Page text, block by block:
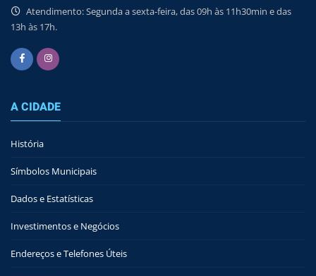
Atendimento: Segunda a sexta-feira, das 09h às 11h30min e das
13h às 17h.
A CIDADE
História
Símbolos Municipais
Dados e Estatísticas
Investimentos e Negócios
Endereços e Telefones Úteis